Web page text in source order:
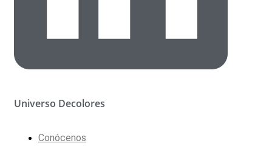
Universo Decolores
Conócenos